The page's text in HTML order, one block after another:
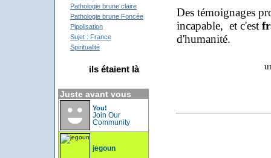
Pathologie brune claire
Pathologie brune Foncée
Pipolisation
Sujet : France
Spiritualité
ils étaient là
Juste avant vous
You!
Join Our
Community
jegoun
Des témoignages
incapable, et c'est
d'humanité.